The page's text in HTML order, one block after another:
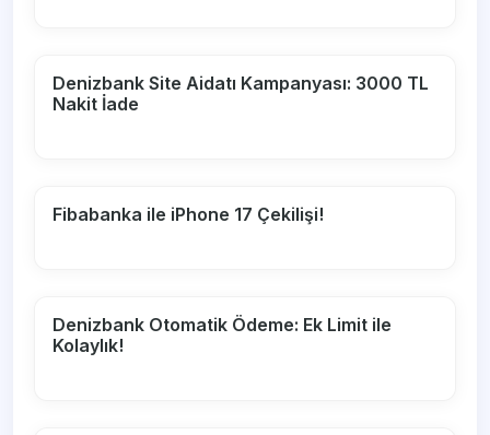
Denizbank Site Aidatı Kampanyası: 3000 TL
Nakit İade
Fibabanka ile iPhone 17 Çekilişi!
Denizbank Otomatik Ödeme: Ek Limit ile
Kolaylık!